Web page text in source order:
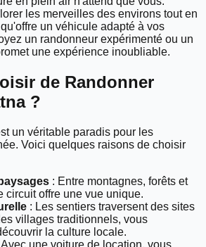
les merveilles des environs tout en
un véhicule adapté à vos
un randonneur expérimenté ou un
une expérience inoubliable.
de Randonner
?
un véritable paradis pour les
Voici quelques raisons de choisir
: Entre montagnes, forêts et
circuit offre une vue unique.
: Les sentiers traversent des sites
villages traditionnels, vous
la culture locale.
Avec une voiture de location, vous